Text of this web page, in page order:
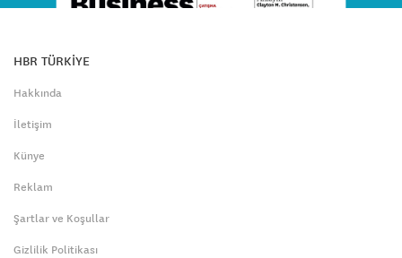
HBR TÜRKİYE
Hakkında
İletişim
Künye
Reklam
Şartlar ve Koşullar
Gizlilik Politikası